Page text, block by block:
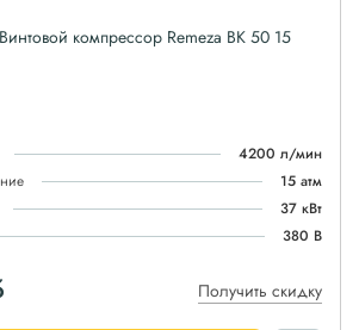
Винтовой компрессор Remeza ВК 50 15
4200 л/мин
15 атм
37 кВт
380 В
Получить скидку